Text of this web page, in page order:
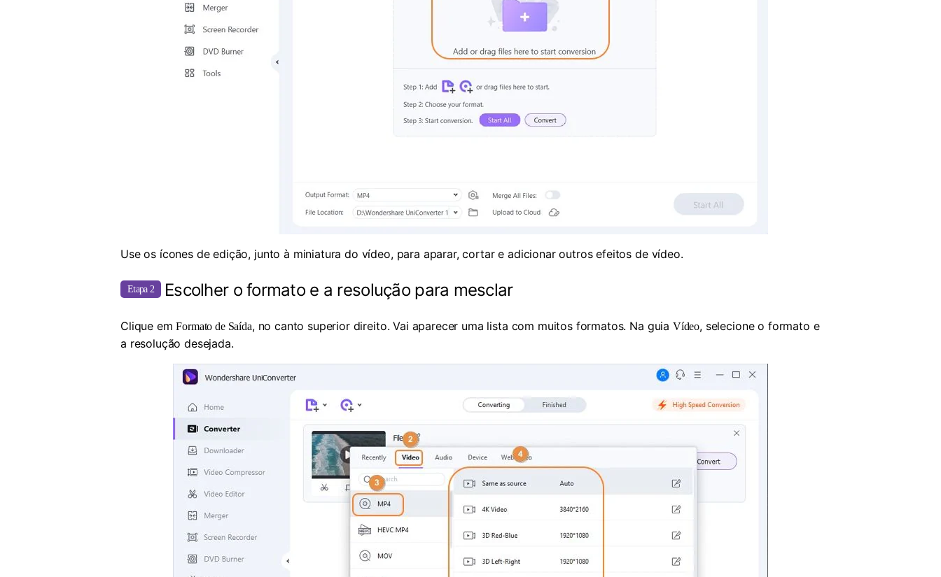
Use os ícones de edição, junto à miniatura do vídeo, para aparar, cortar e adicionar outros efeitos de vídeo.
Etapa 2 Escolher o formato e a resolução para mesclar
Clique emFormato de Saída, no canto superior direito. Vai aparecer uma lista com muitos formatos. Na guia Vídeo, selecione o formato e
a resolução desejada.